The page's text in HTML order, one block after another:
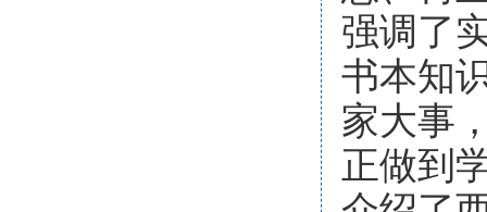
强调了
书本知
家大事
正做到